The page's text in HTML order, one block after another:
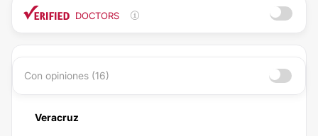
DOCTORS
Con opiniones (16)
Veracruz